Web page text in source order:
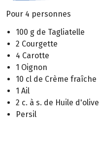
Pour 4 personnes
100 g de Tagliatelle
2 Courgette
4 Carotte
1 Oignon
10 cl de Crème fraîche
1 Ail
2 c. à s. de Huile d'olive
Persil